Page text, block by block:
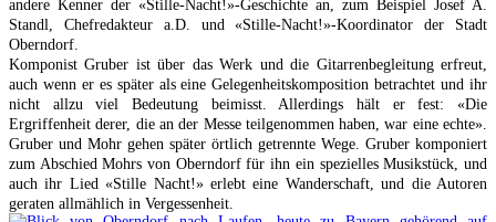
andere Kenner der «Stille-Nacht!»-Geschichte an, zum Beispiel Josef A.
Standl, Chefredakteur a.D. und «Stille-Nacht!»-Koordinator der Stadt
Oberndorf.
Komponist Gruber ist über das Werk und die Gitarrenbegleitung erfreut,
auch wenn er es später als eine Gelegenheitskomposition betrachtet und ihr
nicht allzu viel Bedeutung beimisst. Allerdings hält er fest: «Die
Ergriffenheit derer, die an der Messe teilgenommen haben, war eine echte».
Gruber und Mohr gehen später örtlich getrennte Wege. Gruber komponiert
zum Abschied Mohrs von Oberndorf für ihn ein spezielles Musikstück, und
auch ihr Lied «Stille Nacht!» erlebt eine Wanderschaft, und die Autoren
geraten allmählich in Vergessenheit.